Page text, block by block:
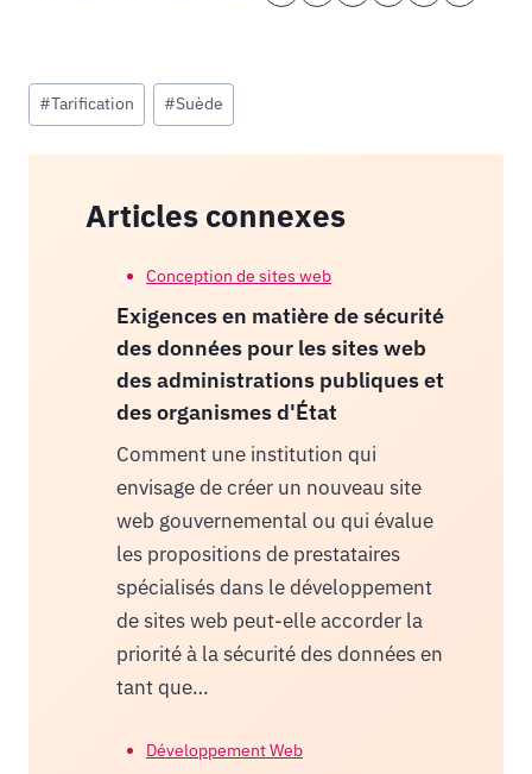
Étiquettes
de
la
#Tarification #Suède
Articles connexes
Conception de sites web
Exigences en matière de sécurité
des données pour les sites web
des administrations publiques et
des organismes d'État
Comment une institution qui
envisage de créer un nouveau site
web gouvernemental ou qui évalue
les propositions de prestataires
spécialisés dans le développement
de sites web peut-elle accorder la
priorité à la sécurité des données en
tant que…
Développement Web